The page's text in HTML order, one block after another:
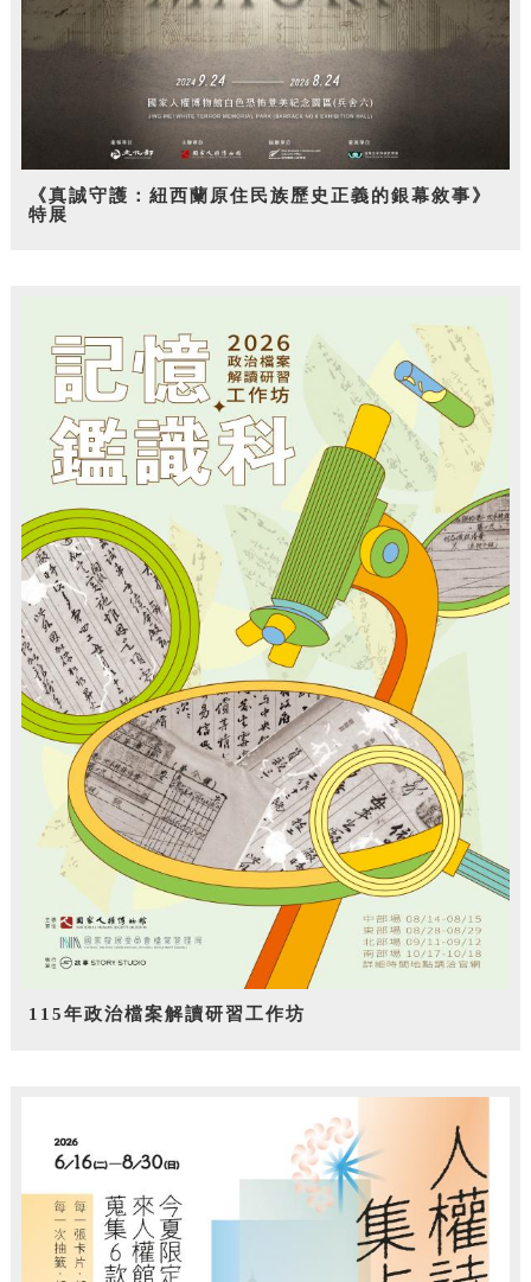
《真誠守護：紐西蘭原住民族歷史正義的銀幕敘事》
特展
115年政治檔案解讀研習工作坊